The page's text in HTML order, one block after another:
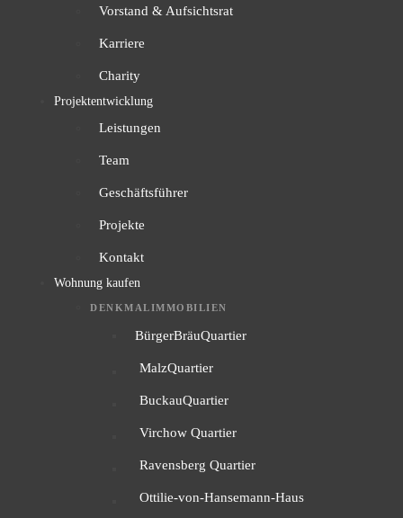
Vorstand & Aufsichtsrat
Karriere
Charity
Projektentwicklung
Leistungen
Team
Geschäftsführer
Projekte
Kontakt
Wohnung kaufen
DENKMALIMMOBILIEN
BürgerBräuQuartier
MalzQuartier
BuckauQuartier
Virchow Quartier
Ravensberg Quartier
Ottilie-von-Hansemann-Haus